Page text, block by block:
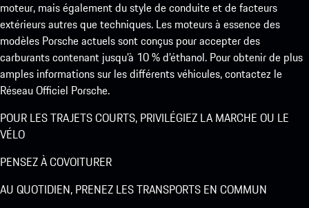
moteur, mais également du style de conduite et de facteurs
extérieurs autres que techniques. Les moteurs à essence des
modèles Porsche actuels sont conçus pour accepter des
carburants contenant jusqu’à 10 % d’éthanol. Pour obtenir de plus
amples informations sur les différents véhicules, contactez le
Réseau Officiel Porsche.
POUR LES TRAJETS COURTS, PRIVILÉGIEZ LA MARCHE OU LE
VÉLO
PENSEZ À COVOITURER
AU QUOTIDIEN, PRENEZ LES TRANSPORTS EN COMMUN